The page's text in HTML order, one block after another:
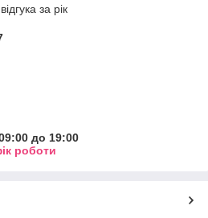
за рік
до 19:00
роботи